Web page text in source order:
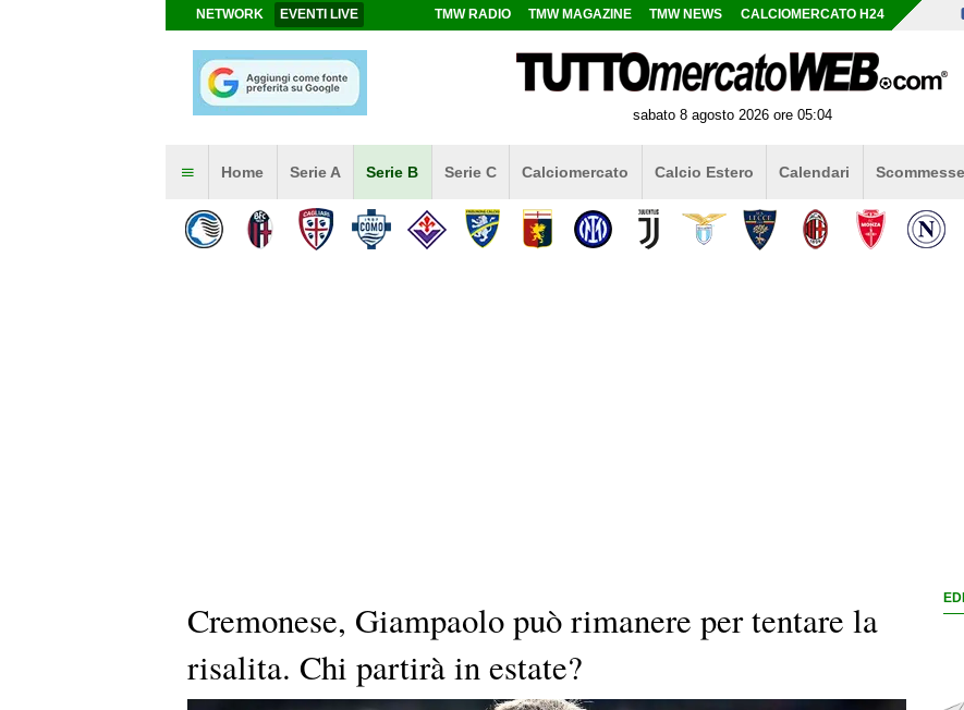
NETWORK EVENTI LIVE TMW RADIO TMW MAGAZINE TMW NEWS CALCIOMERCATO H24
sabato 8 agosto 2026 ore 05:04
Home Serie A Serie B Serie C Calciomercato Calcio Estero Calendari Scommesse
Cremonese, Giampaolo può rimanere per tentare la
risalita. Chi partirà in estate?